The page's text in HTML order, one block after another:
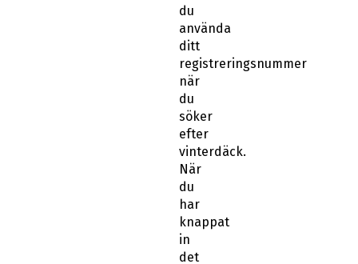
använda
ditt
registreringsnummer
när
du
söker
efter
vinterdäck.
När
du
har
knappat
in
det
så